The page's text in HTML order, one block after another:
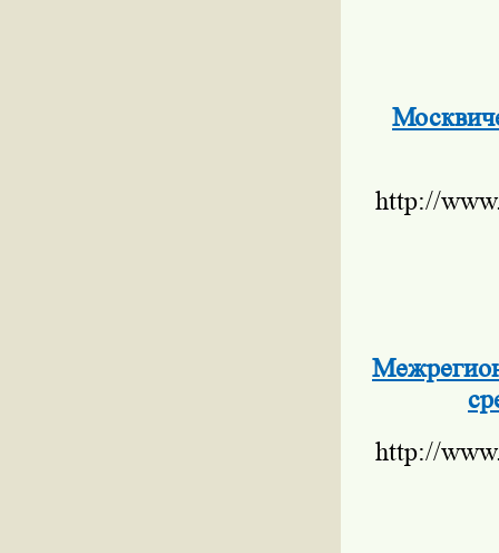
http://
http://